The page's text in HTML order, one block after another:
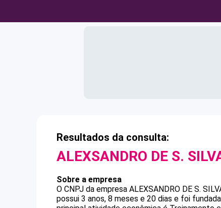
Resultados da consulta:
ALEXSANDRO DE S.
Sobre a empresa
O CNPJ da empresa ALEXSANDRO DE S.
possui 3 anos, 8 meses e 20 dias e foi